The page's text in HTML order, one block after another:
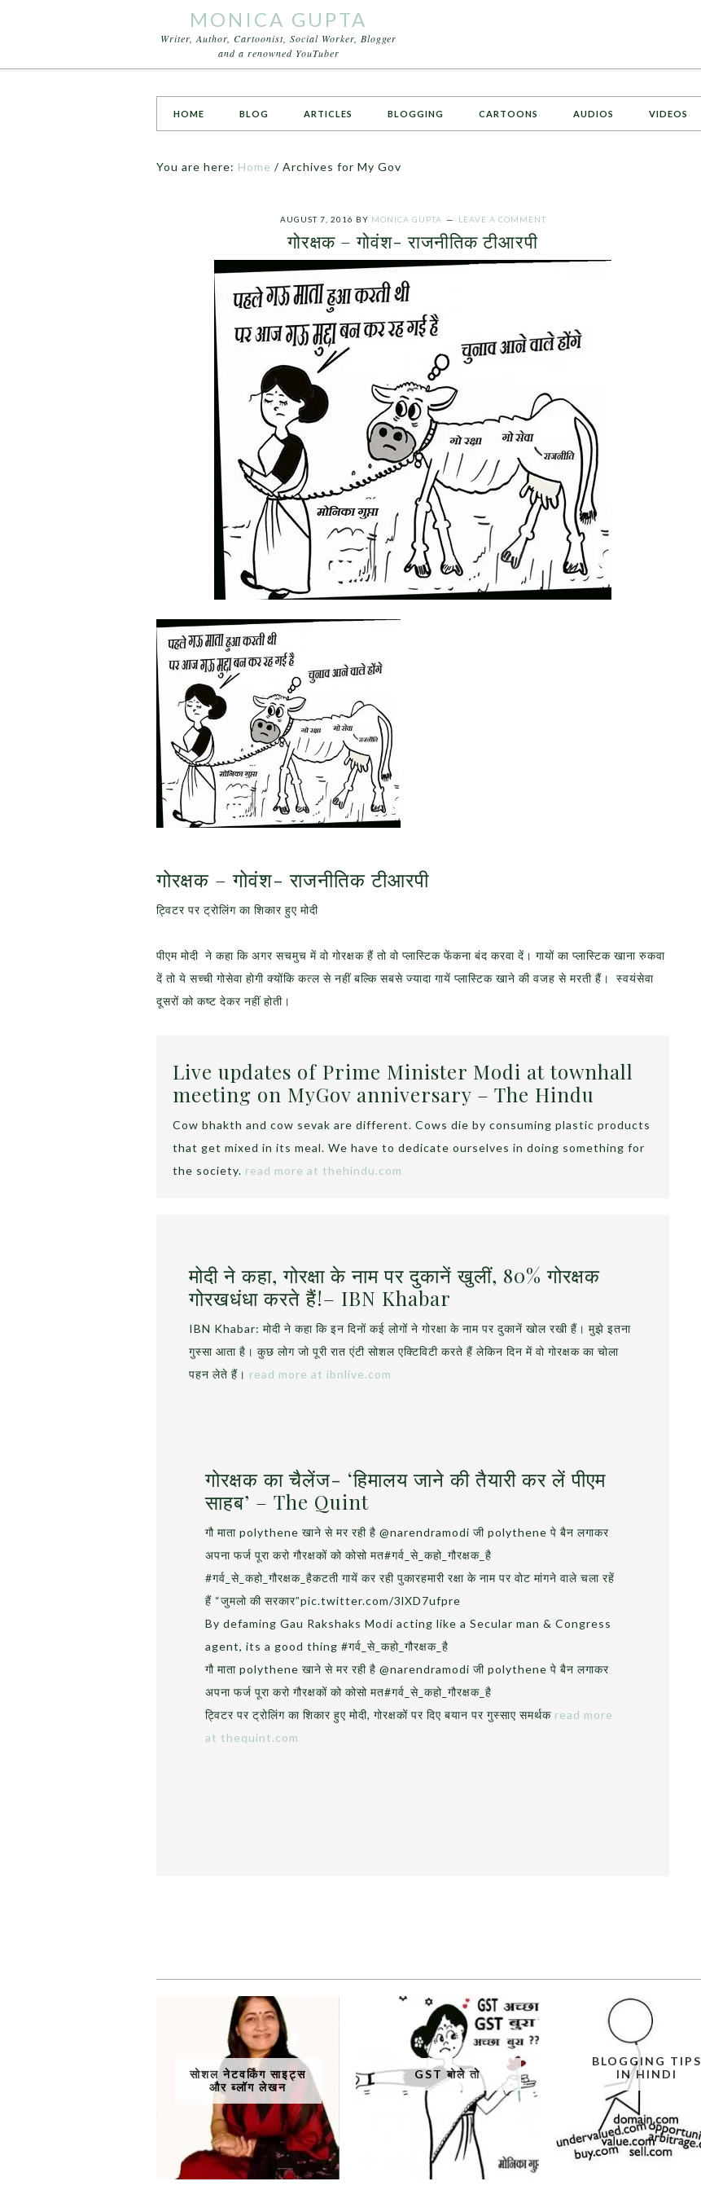
MONICA GUPTA
Writer, Author, Cartoonist, Social Worker, Blogger
and a renowned YouTuber
HOME BLOG ARTICLES BLOGGING CARTOONS AUDIOS VIDEOS
You are here: Home / Archives for My Gov
AUGUST 7, 2016 BY MONICA GUPTA LEAVE A COMMENT
गोरक्षक – गोवंश- राजनीतिक टीआरपी
गोरक्षक – गोवंश- राजनीतिक टीआरपी
ट्विटर पर ट्रोलिंग का शिकार हुए मोदी
पीएम मोदी ने कहा कि अगर सचमुच में वो गोरक्षक हैं तो वो प्लास्टिक फेंकना बंद करवा दें। गायों का प्लास्टिक खाना रुकवा
दें तो ये सच्ची गोसेवा होगी क्योंकि कत्ल से नहीं बल्कि सबसे ज्यादा गायें प्लास्टिक खाने की वजह से मरती हैं। स्वयंसेवा
दूसरों को कष्ट देकर नहीं होती।
Live updates of Prime Minister Modi at townhall
meeting on MyGov anniversary – The Hindu
Cow bhakth and cow sevak are different. Cows die by consuming plastic products
that get mixed in its meal. We have to dedicate ourselves in doing something for
the society. read more at thehindu.com
मोदी ने कहा, गोरक्षा के नाम पर दुकानें खुलीं, 80% गोरक्षक
गोरखधंधा करते हैं!– IBN Khabar
IBN Khabar: मोदी ने कहा कि इन दिनों कई लोगों ने गोरक्षा के नाम पर दुकानें खोल रखी हैं। मुझे इतना
गुस्सा आता है। कुछ लोग जो पूरी रात एंटी सोशल एक्टिविटी करते हैं लेकिन दिन में वो गोरक्षक का चोला
पहन लेते हैं। read more at ibnlive.com
गोरक्षक का चैलेंज- ‘हिमालय जाने की तैयारी कर लें पीएम
साहब’ – The Quint
गौ माता polythene खाने से मर रही है @narendramodi जी polythene पे बैन लगाकर
अपना फर्ज पूरा करो गौरक्षकों को कोसो मत#गर्व_से_कहो_गौरक्षक_है
#गर्व_से_कहो_गौरक्षक_हैकटती गायें कर रही पुकारहमारी रक्षा के नाम पर वोट मांगने वाले चला रहें
हैं “जुमलो की सरकार”pic.twitter.com/3lXD7ufpre
By defaming Gau Rakshaks Modi acting like a Secular man & Congress
agent, its a good thing #गर्व_से_कहो_गौरक्षक_है
गौ माता polythene खाने से मर रही है @narendramodi जी polythene पे बैन लगाकर
अपना फर्ज पूरा करो गौरक्षकों को कोसो मत#गर्व_से_कहो_गौरक्षक_है
ट्विटर पर ट्रोलिंग का शिकार हुए मोदी, गोरक्षकों पर दिए बयान पर गुस्साए समर्थक read more
at thequint.com
BLOGGING TIPS
IN HINDI
GST बोले तो
सोशल नेटवर्किंग साइट्स
और ब्लॉग लेखन